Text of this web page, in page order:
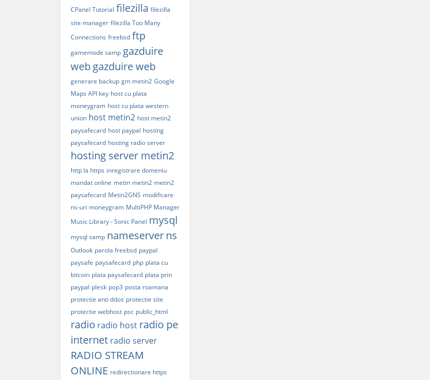
CPanel Tutorial filezilla filezilla
site manager filezilla Too Many
Connections freebsd ftp
gamemode samp gazduire
webgazduire web
generare backup gm metin2 Google
Maps API key host cu plata
moneygram host cu plata western
union host metin2 host metin2
paysafecard host paypal hosting
paysafecard hosting radio server
hosting server metin2
http la https inregistrare domeniu
mandat online metin metin2 metin2
paysafecard Metin2GNS modificare
ns-uri moneygram MultiPHP Manager
Music Library - Sonic Panel mysql
mysql samp nameserverns
Outlook parola freebsd paypal
paysafe paysafecard php plata cu
bitcoin plata paysafecard plata prin
paypal plesk pop3 posta roamana
protectie anti ddos protectie site
protectie webhost psc public_html
radio radio host radio pe
internet radio server
RADIO STREAM
ONLINE redirectionare https